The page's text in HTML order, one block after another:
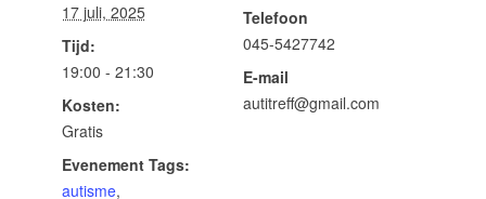
17 juli, 2025
Tijd:
19:00 - 21:30
Kosten:
Gratis
Evenement Tags:
autisme,
Telefoon
045-5427742
E-mail
autitreff@gmail.com